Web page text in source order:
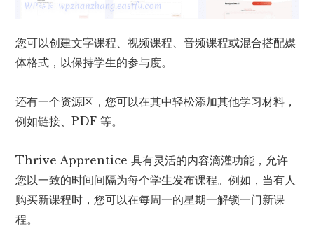
您可以创建文字课程、视频课程、音频课程或混合搭配媒
体格式，以保持学生的参与度。
还有一个资源区，您可以在其中轻松添加其他学习材料，
例如链接、PDF 等。
Thrive Apprentice 具有灵活的内容滴灌功能，允许
您以一致的时间间隔为每个学生发布课程。例如，当有人
购买新课程时，您可以在每周一的星期一解锁一门新课
程。